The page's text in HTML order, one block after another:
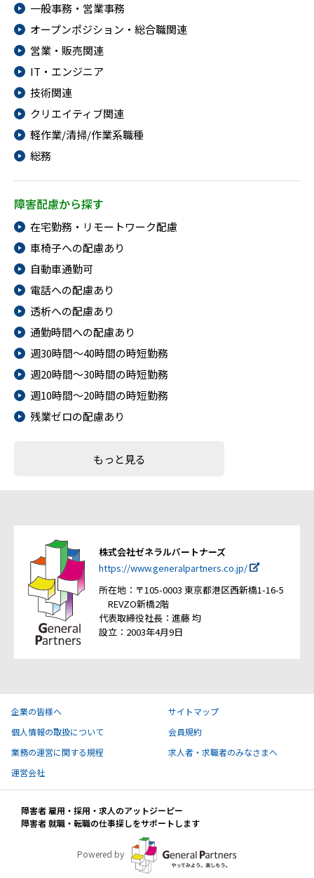
一般事務・営業事務
オープンポジション・総合職関連
営業・販売関連
IT・エンジニア
技術関連
クリエイティブ関連
軽作業/清掃/作業系職種
総務
障害配慮から探す
在宅勤務・リモートワーク配慮
車椅子への配慮あり
自動車通勤可
電話への配慮あり
透析への配慮あり
通勤時間への配慮あり
週30時間～40時間の時短勤務
週20時間～30時間の時短勤務
週10時間～20時間の時短勤務
残業ゼロの配慮あり
もっと見る
株式会社ゼネラルパートナーズ
https://www.generalpartners.co.jp/
所在地：〒105-0003 東京都港区西新橋1-16-5
REVZO新橋2階
代表取締役社長：進藤 均
設立：2003年4月9日
企業の皆様へ
サイトマップ
個人情報の取扱について
会員規約
業務の運営に関する規程
求人者・求職者のみなさまへ
運営会社
障害者 雇用・採用・求人のアットジーピー
障害者 就職・転職の仕事探しをサポートします
Powered by